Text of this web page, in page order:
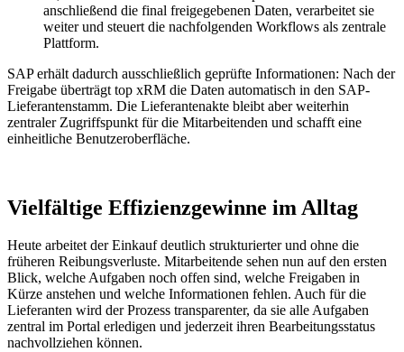
anschließend die final freigegebenen Daten, verarbeitet sie
weiter und steuert die nachfolgenden Workflows als zentrale
Plattform.
SAP erhält dadurch ausschließlich geprüfte Informationen: Nach der
Freigabe überträgt top xRM die Daten automatisch in den SAP-
Lieferantenstamm. Die Lieferantenakte bleibt aber weiterhin
zentraler Zugriffspunkt für die Mitarbeitenden und schafft eine
einheitliche Benutzeroberfläche.
Vielfältige Effizienzgewinne im Alltag
Heute arbeitet der Einkauf deutlich strukturierter und ohne die
früheren Reibungsverluste. Mitarbeitende sehen nun auf den ersten
Blick, welche Aufgaben noch offen sind, welche Freigaben in
Kürze anstehen und welche Informationen fehlen. Auch für die
Lieferanten wird der Prozess transparenter, da sie alle Aufgaben
zentral im Portal erledigen und jederzeit ihren Bearbeitungsstatus
nachvollziehen können.